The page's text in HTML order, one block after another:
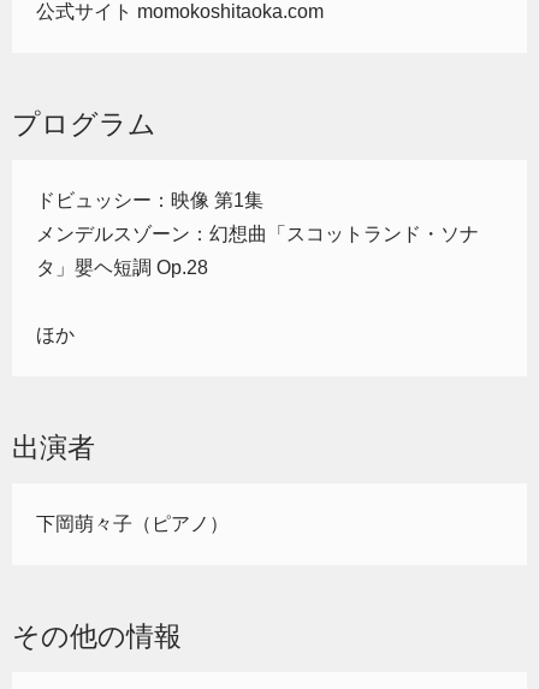
公式サイト momokoshitaoka.com
プログラム
ドビュッシー：映像 第1集
メンデルスゾーン：幻想曲「スコットランド・ソナ
タ」嬰ヘ短調 Op.28
ほか
出演者
下岡萌々子（ピアノ）
その他の情報